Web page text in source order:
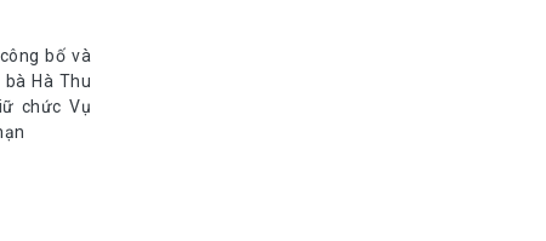
bố và
Hà Thu
chức Vụ